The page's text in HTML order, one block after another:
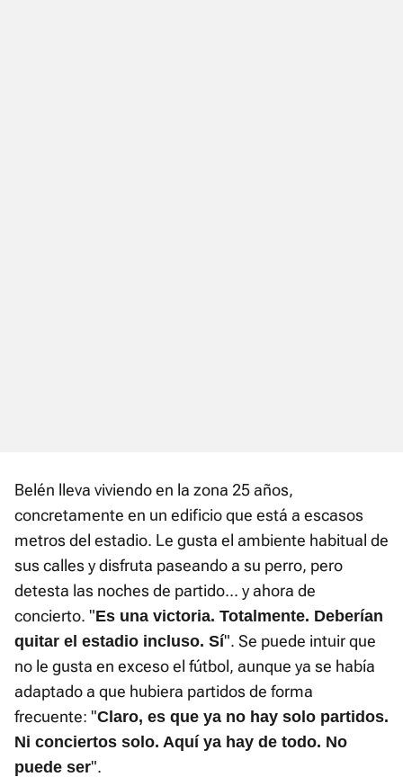
Belén lleva viviendo en la zona 25 años,
concretamente en un edificio que está a escasos
metros del estadio. Le gusta el ambiente habitual de
sus calles y disfruta paseando a su perro, pero
detesta las noches de partido... y ahora de
concierto. "Es una victoria. Totalmente. Deberían
quitar el estadio incluso. Sí". Se puede intuir que
no le gusta en exceso el fútbol, aunque ya se había
adaptado a que hubiera partidos de forma
frecuente: "Claro, es que ya no hay solo partidos.
Ni conciertos solo. Aquí ya hay de todo. No
puede ser".